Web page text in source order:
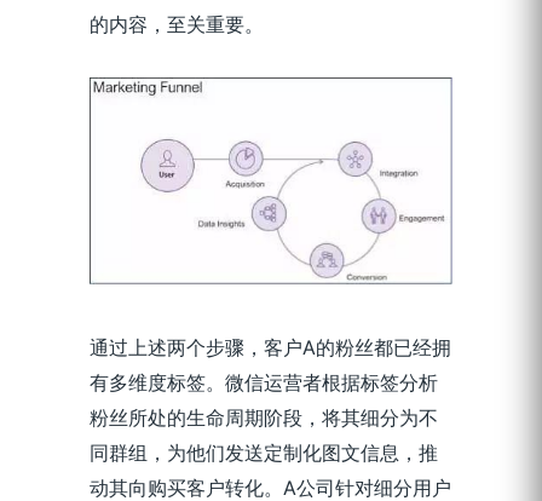
的内容，至关重要。
通过上述两个步骤，客户A的粉丝都已经拥
有多维度标签。微信运营者根据标签分析
粉丝所处的生命周期阶段，将其细分为不
同群组，为他们发送定制化图文信息，推
动其向购买客户转化。A公司针对细分用户